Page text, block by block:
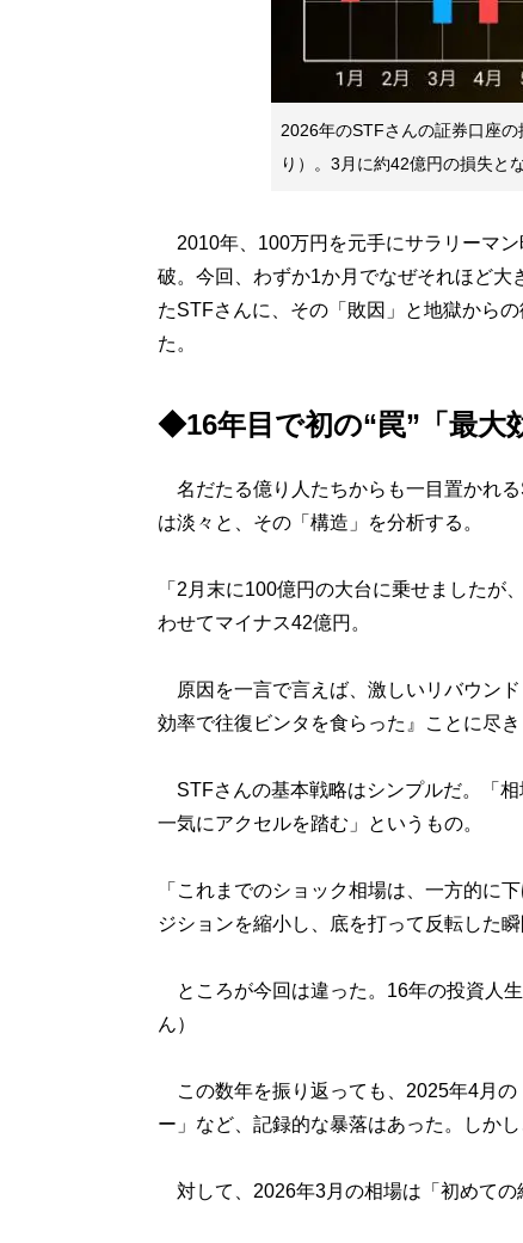
2026年のSTFさんの証券口座
り）。3月に約42億円の損失と
2010年、100万円を元手にサラリーマ
破。今回、わずか1か月でなぜそれほど大
たSTFさんに、その「敗因」と地獄から
た。
◆16年目で初の“罠”「最大
名だたる億り人たちからも一目置かれ
は淡々と、その「構造」を分析する。
「2月末に100億円の大台に乗せましたが
わせてマイナス42億円。
原因を一言で言えば、激しいリバウン
効率で往復ビンタを食らった』ことに尽き
STFさんの基本戦略はシンプルだ。「
一気にアクセルを踏む」というもの。
「これまでのショック相場は、一方的に
ジションを縮小し、底を打って反転した
ところが今回は違った。16年の投資人
ん）
この数年を振り返っても、2025年4月の
ー」など、記録的な暴落はあった。しか
対して、2026年3月の相場は「初めての